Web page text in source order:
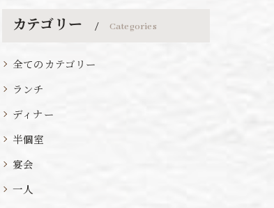
カテゴリー Categories
全てのカテゴリー
ランチ
ディナー
半個室
宴会
一人